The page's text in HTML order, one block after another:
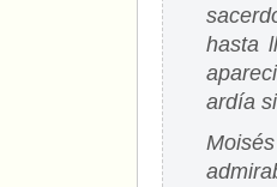
hasta
ardía